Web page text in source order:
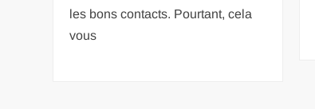
les bons contacts. Pourtant, cela
vous